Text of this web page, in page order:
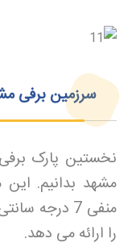
سرزمین برفی
نخستین پارک
مشهد بدانیم.
منفی 7 درجه
را ارائه می دهد.